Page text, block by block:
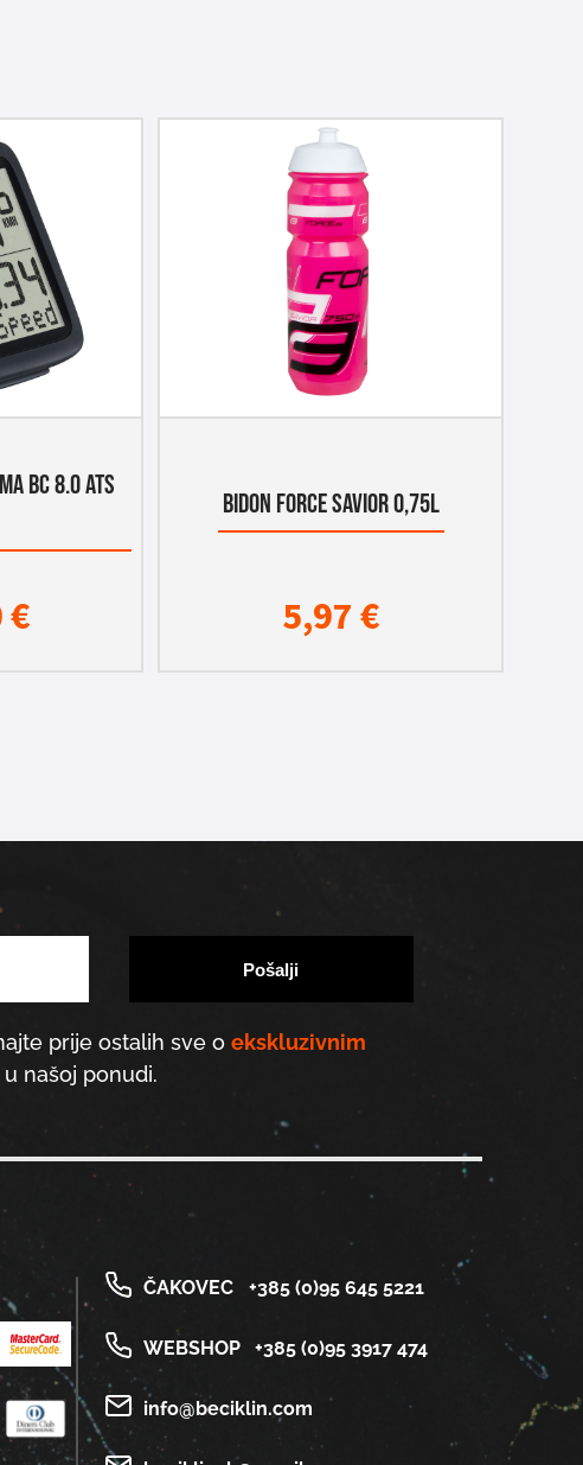
BC 8.0 ATS
€
BIDON FORCE SAVIOR 0,75L
5,97€
prije ostalih sve o ekskluzivnim
našoj ponudi.
ČAKOVEC +385 (0)95 645 5221
WEBSHOP +385 (0)95 3917 474
info@beciklin.com